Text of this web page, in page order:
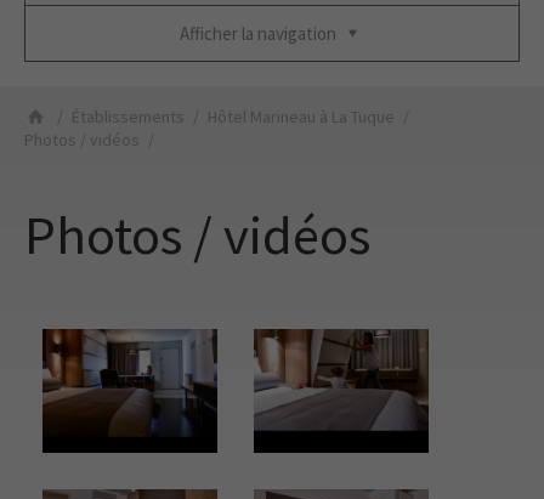
Afficher la navigation
Établissements
Hôtel Marineau à La Tuque
Photos / vidéos
Photos / vidéos